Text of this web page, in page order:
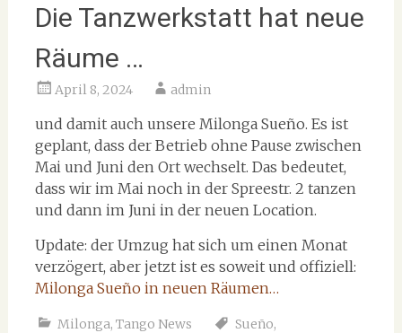
Die Tanzwerkstatt hat neue
Räume …
April 8, 2024 admin
und damit auch unsere Milonga Sueño. Es ist
geplant, dass der Betrieb ohne Pause zwischen
Mai und Juni den Ort wechselt. Das bedeutet,
dass wir im Mai noch in der Spreestr. 2 tanzen
und dann im Juni in der neuen Location.
Update: der Umzug hat sich um einen Monat
verzögert, aber jetzt ist es soweit und offiziell:
Milonga Sueño in neuen Räumen…
Milonga, Tango News Sueño,